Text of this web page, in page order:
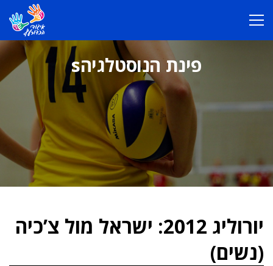
פינת הנוסטלגיהs
יורוליג 2012: ישראל מול צ’כיה
(נשים)